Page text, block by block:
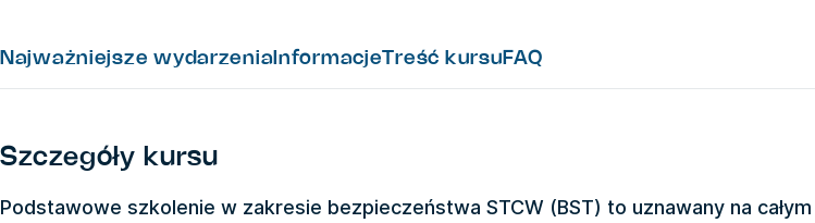
Najważniejsze wydarzenia Informacje Treść kursu FAQ
Szczegóły kursu
Podstawowe szkolenie w zakresie bezpieczeństwa STCW (BST) to uznawany na całym